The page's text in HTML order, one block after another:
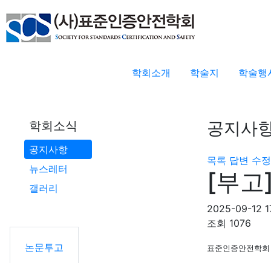
학회소개 학술지 학술행
학회소식
공지사항
뉴스레터
갤러리
논문투고
공지사
목록 답변 수정
[부
2025-09-12
조회 1076
표준인증안전학